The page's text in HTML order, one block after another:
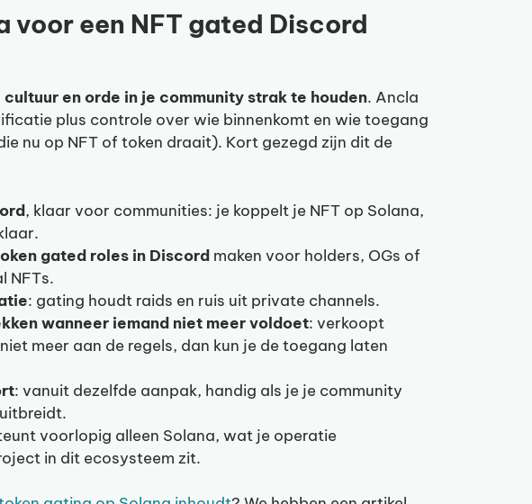
voor een NFT gated Discord
en orde in je community strak te houden. Ancla
plus controle over wie binnenkomt en wie toegang
nu op NFT of token draait). Kort gezegd zijn dit de
, klaar voor communities: je koppelt je NFT op Solana,
gated roles in Discord maken voor holders, OGs of
NFTs.
: gating houdt raids en ruis uit private channels.
wanneer iemand niet meer voldoet: verkoopt
meer aan de regels, dan kun je de toegang laten
: vanuit dezelfde aanpak, handig als je je community
voorlopig alleen Solana, wat je operatie
in dit ecosysteem zit.